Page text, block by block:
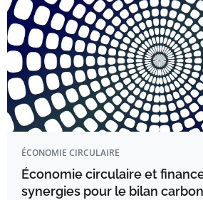
ÉCONOMIE CIRCULAIRE
Économie circulaire et
synergies pour le bilan